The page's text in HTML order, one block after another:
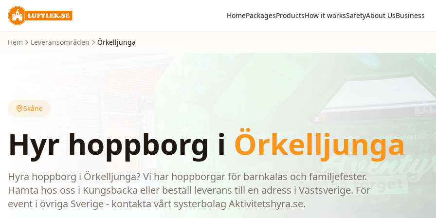
HomePackagesProductsHow it worksSafetyAbout UsBusiness
Hem Leveransområden Örkelljunga
Skåne
Hyr hoppborg i Örkelljunga
Hyra hoppborg i Örkelljunga? Vi har hoppborgar för barnkalas och familjefester.
Hämta hos oss i Kungsbacka eller beställ leverans till en adress i Västsverige. För
event i övriga Sverige - kontakta vårt systerbolag Aktivitetshyra.se.